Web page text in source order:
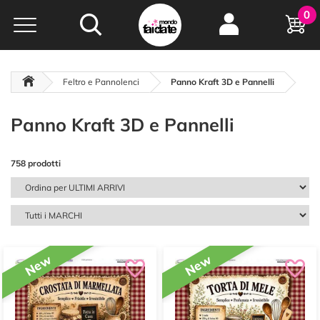
Hobby e
creatività...
oltre 15 anni online
0
Feltro e Pannolenci Panno Kraft 3D e Pannelli
Panno Kraft 3D e Pannelli
758 prodotti
New New